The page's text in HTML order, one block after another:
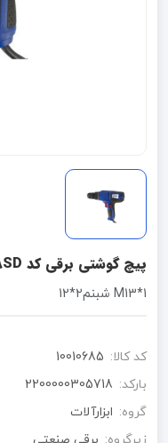
پیچ گوشتی برقی کد 48SD نک NEK
1*M13 شبنم2*12
کد کالا: 10010685
بارکد: 2200000305718
گروه: ابزارآلات